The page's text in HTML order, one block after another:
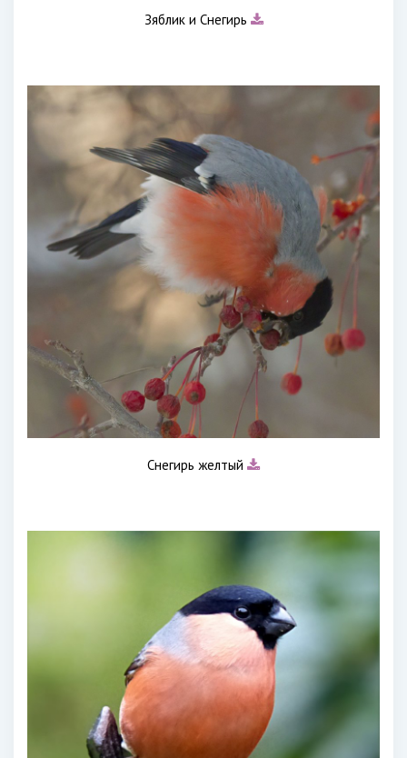
Зяблик и Снегирь
Снегирь желтый